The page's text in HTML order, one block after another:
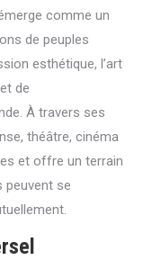
comme un
de peuples
esthétique, l’art
de
À travers ses
théâtre, cinéma
et offre un terrain
peuvent se